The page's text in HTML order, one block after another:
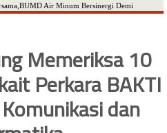
Air Minum Bersinergi Demi
Buron
02 Kota Batu Kembangkan Program Inovasi
LASKAR JODA, Usung Filosofi Gelar Sehelai
Berbagai Daerah Padati Kota Wisata Batu
Memeriksa 10
Perkara BAKTI
dan